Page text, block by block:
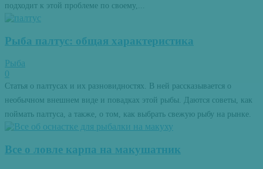
подходит к этой проблеме по своему,...
Рыба палтус: общая характеристика
Рыба
0
Статья о палтусах и их разновидностях. В ней рассказывается о
необычном внешнем виде и повадках этой рыбы. Даются советы, как
поймать палтуса, а также, о том, как выбрать свежую рыбу на рынке.
Все о ловле карпа на макушатник